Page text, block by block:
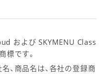
および SKYMENU Class
標です。
、商品名は、各社の登録商